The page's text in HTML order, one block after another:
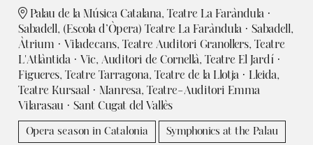
Palau de la Música Catalana, Teatre La Faràndula ·
Sabadell, (Escola d’Òpera) Teatre La Faràndula · Sabadell,
Àtrium · Viladecans, Teatre Auditori Granollers, Teatre
L'Atlàntida · Vic, Auditori de Cornellà, Teatre El Jardí ·
Figueres, Teatre Tarragona, Teatre de la Llotja · Lleida,
Teatre Kursaal · Manresa, Teatre-Auditori Emma
Vilarasau · Sant Cugat del Vallès
Opera season in Catalonia Symphonics at the Palau